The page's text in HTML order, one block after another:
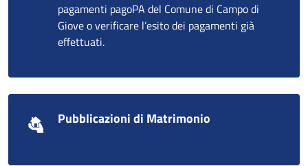
pagamenti pagoPA del Comune di Campo di
Giove o verificare l’esito dei pagamenti già
effettuati.
Pubblicazioni di Matrimonio